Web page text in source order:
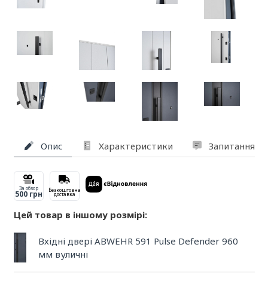
Опис Характеристики Запитання
За обзор
500 грн Безкоштовна
доставка
Цей товар в іншому розмірі:
Вхідні двері ABWEHR 591 Pulse Defender 960
мм вуличні